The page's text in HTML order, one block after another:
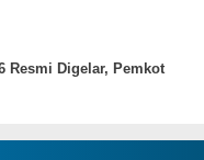
Resmi Digelar, Pemkot